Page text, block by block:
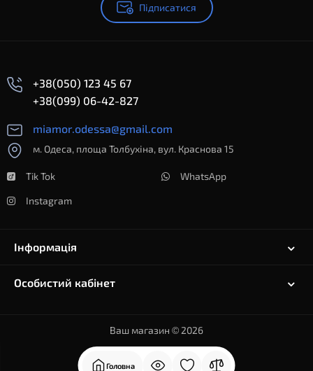
Головна
Підписатися
+38(050) 123 45 67
+38(099) 06-42-827
miamor.odessa@gmail.com
м. Одеса, площа Толбухіна, вул. Краснова 15
Tik Tok
Instagram
WhatsApp
Інформація
Особистий кабінет
Ваш магазин © 2026